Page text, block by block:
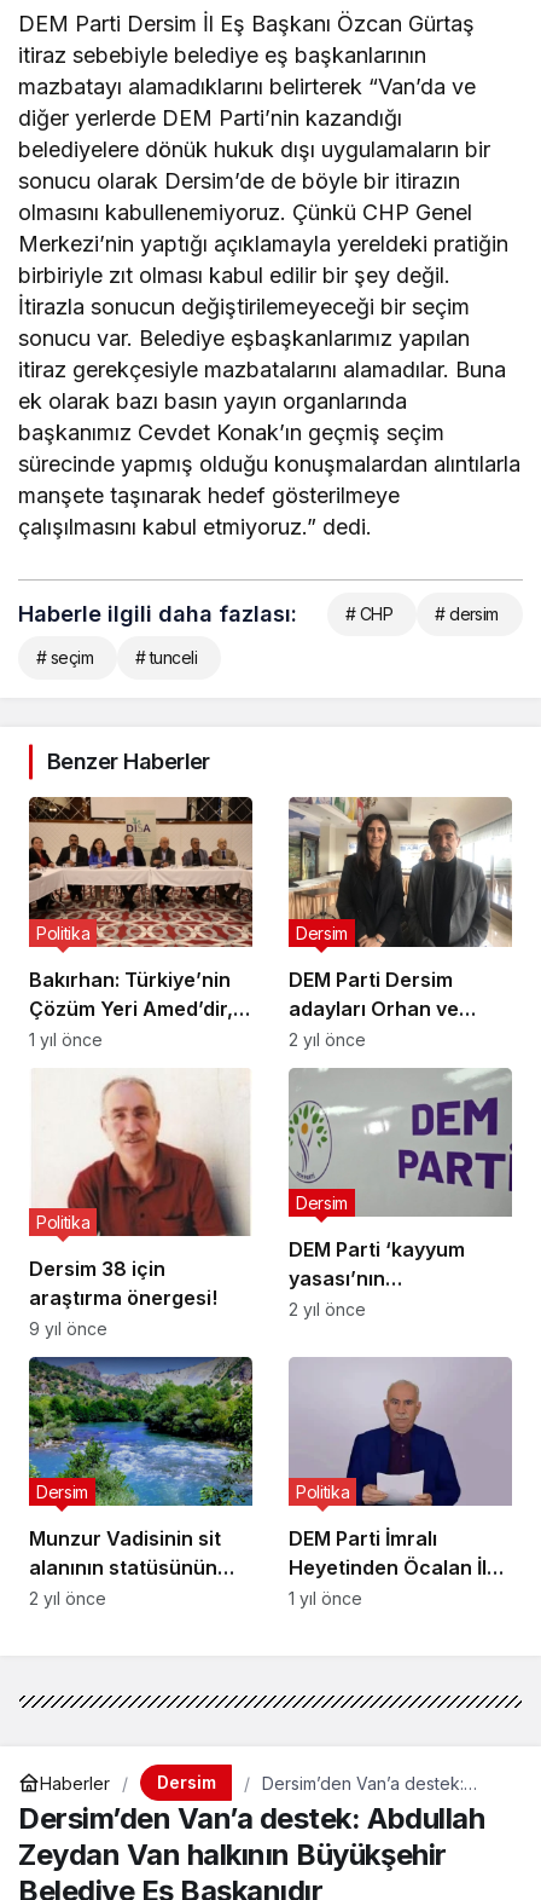
DEM Parti Dersim İl Eş Başkanı Özcan Gürtaş
itiraz sebebiyle belediye eş başkanlarının
mazbatayı alamadıklarını belirterek “Van’da ve
diğer yerlerde DEM Parti’nin kazandığı
belediyelere dönük hukuk dışı uygulamaların bir
sonucu olarak Dersim’de de böyle bir itirazın
olmasını kabullenemiyoruz. Çünkü CHP Genel
Merkezi’nin yaptığı açıklamayla yereldeki pratiğin
birbiriyle zıt olması kabul edilir bir şey değil.
İtirazla sonucun değiştirilemeyeceği bir seçim
sonucu var. Belediye eşbaşkanlarımız yapılan
itiraz gerekçesiyle mazbatalarını alamadılar. Buna
ek olarak bazı basın yayın organlarında
başkanımız Cevdet Konak’ın geçmiş seçim
sürecinde yapmış olduğu konuşmalardan alıntılarla
manşete taşınarak hedef gösterilmeye
çalışılmasını kabul etmiyoruz.” dedi.
Haberle ilgili daha fazlası: # CHP # dersim
# seçim # tunceli
Benzer Haberler
Bakırhan: Türkiye’nin
Çözüm Yeri Amed’dir,
Gözlemci 85 Milyondur
Politika
1 yıl önce
DEM Parti Dersim
adayları Orhan ve
Konak: Tunceli
manipülasyonuna karşı
Dersim
Dersim
2 yıl önce
Dersim 38 için
araştırma önergesi!
Politika
9 yıl önce
DEM Parti ‘kayyum
yasası’nın
değiştirilmesi için
Dersim
2 yıl önce
Munzur Vadisinin sit
alanının statüsünün
düşürülmesinin
Dersim
2 yıl önce
DEM Parti İmralı
Heyetinden Öcalan İle
Görüşme Sonrası İlk
Politika
1 yıl önce
Haberler Dersim
Dersim’den Van’a destek:
Abdullah Zeydan Van halkının
Büyükşehir Belediye Eş
Başkanıdır
Dersim’den Van’a destek: Abdullah
Zeydan Van halkının Büyükşehir
Belediye Eş Başkanıdır